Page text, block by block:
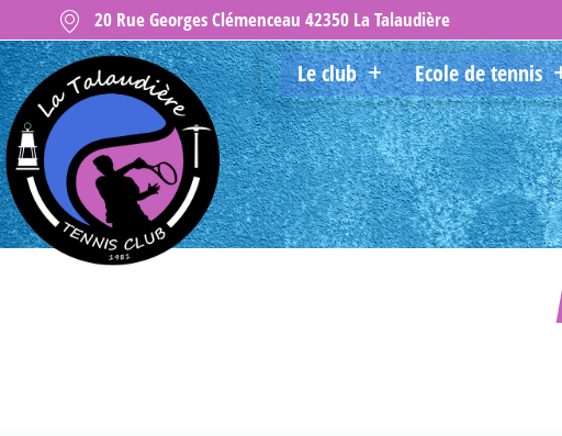
20 Rue Georges Clémenceau 42350 La Talaudière
Le club Ecole de tennis